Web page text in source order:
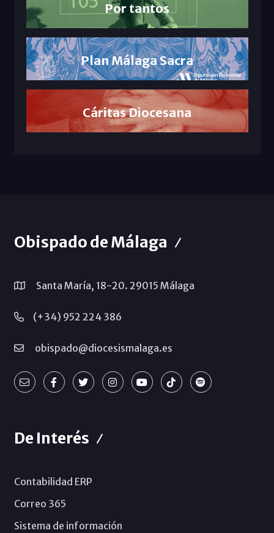
Por tantos
Plan Málaga Sacra
Cáritas Diocesana
Obispado de Málaga
Santa María, 18-20. 29015 Málaga
(+34) 952 224 386
obispado@diocesismalaga.es
De Interés
Contabilidad ERP
Correo 365
Sistema de información